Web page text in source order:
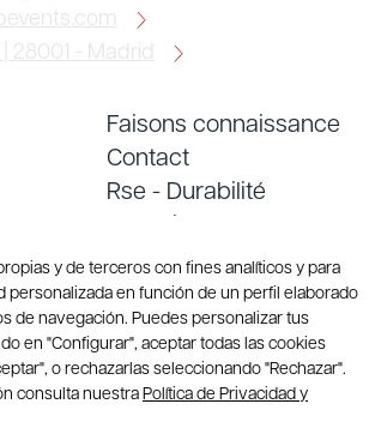
28001 - Madrid
Faisons connaissance
Contact
Rse - Durabilité
Blog
y de terceros con fines analíticos y para
personalizada en función de un perfil elaborado
de navegación. Puedes personalizar tus
en "Configurar", aceptar todas las cookies
o rechazarlas seleccionando "Rechazar".
consulta nuestra Política de Privacidad y